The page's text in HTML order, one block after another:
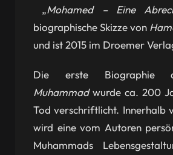
„Mohamed – Eine
biographische Skizze von
und ist 2015 im Droemer
Die erste Biographie
Muhammadwurde ca. 200
Tod verschriftlicht. Innerhalb
wird eine vom Autoren
Muhammads